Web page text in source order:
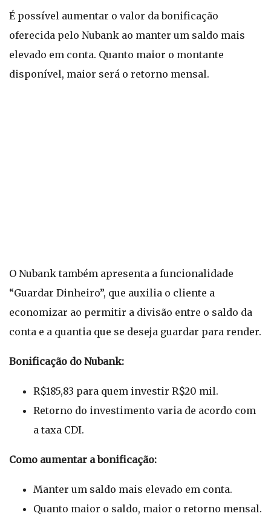
É possível aumentar o valor da bonificação
oferecida pelo Nubank ao manter um saldo mais
elevado em conta. Quanto maior o montante
disponível, maior será o retorno mensal.
O Nubank também apresenta a funcionalidade
“Guardar Dinheiro”, que auxilia o cliente a
economizar ao permitir a divisão entre o saldo da
conta e a quantia que se deseja guardar para render.
Bonificação do Nubank:
R$185,83 para quem investir R$20 mil.
Retorno do investimento varia de acordo com
a taxa CDI.
Como aumentar a bonificação:
Manter um saldo mais elevado em conta.
Quanto maior o saldo, maior o retorno mensal.